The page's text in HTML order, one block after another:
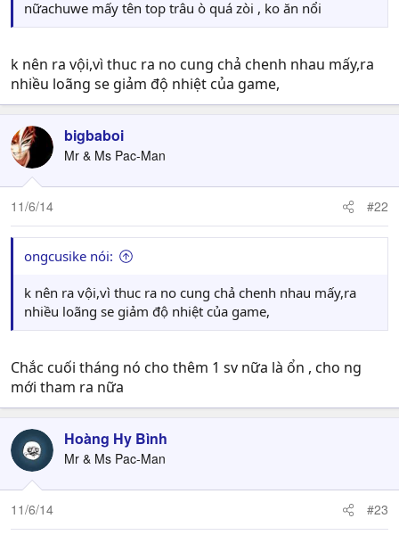
nữachuwe mấy tên top trâu ò quá zòi , ko ăn nổi
k nên ra vội,vì thuc ra no cung chả chenh nhau mấy,ra
nhiều loãng se giảm độ nhiệt của game,
bigbaboi
Mr & Ms Pac-Man
11/6/14 #22
ongcusike nói:
k nên ra vội,vì thuc ra no cung chả chenh nhau mấy,ra
nhiều loãng se giảm độ nhiệt của game,
Chắc cuối tháng nó cho thêm 1 sv nữa là ổn , cho ng
mới tham ra nữa
Hoàng Hy Bình
Mr & Ms Pac-Man
11/6/14 #23